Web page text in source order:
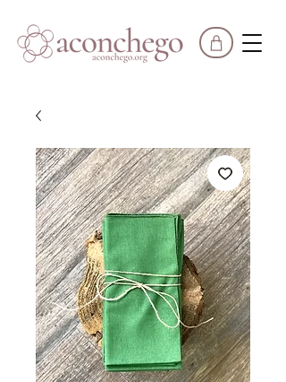
PARCELE EM ATÉ
3X SEM JUROS